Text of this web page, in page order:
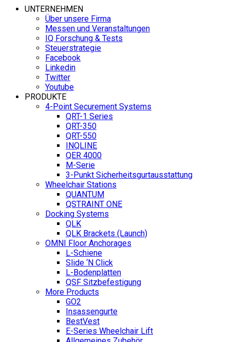
UNTERNEHMEN
Über unsere Firma
Messen und Veranstaltungen
IQ Forschung & Tests
Steuerstrategie
Facebook
Linkedin
Twitter
Youtube
PRODUKTE
4-Point Securement Systems
QRT-1 Series
QRT-350
QRT-550
INQLINE
QER 4000
M-Serie
3-Punkt Sicherheitsgurtausstattung
Wheelchair Stations
QUANTUM
QSTRAINT ONE
Docking Systems
QLK
QLK Brackets (Launch)
OMNI Floor Anchorages
L-Schiene
Slide ‘N Click
L-Bodenplatten
QSF Sitzbefestigung
More Products
GO2
Insassengurte
BestVest
E-Series Wheelchair Lift